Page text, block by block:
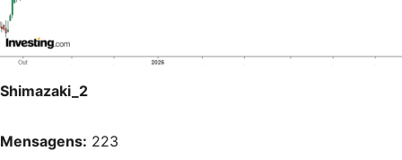
Shimazaki_2
Mensagens: 223